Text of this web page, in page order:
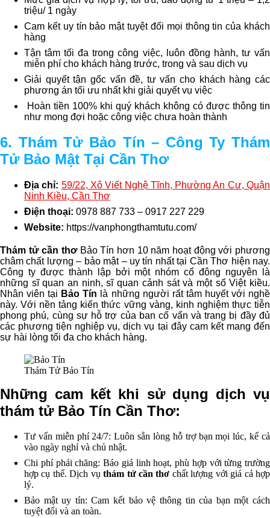
triệu/ 1 ngày
Cam kết uy tín bảo mật tuyệt đối mọi thông tin của khách
hàng
Tận tâm tối đa trong công việc, luôn đồng hành, tư vấn
miễn phí cho khách hàng trước, trong và sau dịch vụ
Giải quyết tận gốc vấn đề, tư vấn cho khách hàng các
phương án tối ưu nhất khi giải quyết vụ việc
Hoàn tiền 100% khi quý khách không có được thông tin
như mong đợi hoặc công việc chưa hoàn thành
6. Thám Tử Bảo Tín – Công Ty Thám
Tử Bảo Mật Tại Cần Thơ
Địa chỉ: 59/22, Xô Viết Nghệ Tĩnh, Phường An Cư, Quận
Ninh Kiều, Cần Thơ
Điện thoại: 0978 887 733 – 0917 227 229
Website: https://vanphongthamtutu.com/
Thám tử cần thơ Bảo Tín hơn 10 năm hoạt động với phương
châm chất lượng – bảo mật – uy tín nhất tại Cần Thơ hiện nay.
Công ty được thành lập bởi một nhóm cổ đông nguyên là
những sĩ quan an ninh, sĩ quan cảnh sát và một số Việt kiều.
Nhân viên tại Bảo Tín là những người rất tâm huyết với nghề
này. Với nền tảng kiến thức vững vàng, kinh nghiệm thực tiễn
phong phú, cùng sự hỗ trợ của ban cố vấn và trang bị đầy đủ
các phương tiện nghiệp vụ, dịch vụ tại đây cam kết mang đến
sự hài lòng tối đa cho khách hàng.
Thám Tử Bảo Tín
Những cam kết khi sử dụng dịch vụ
thám tử Bảo Tín Cần Thơ:
Tư vấn miễn phí 24/7: Luôn sẵn lòng hỗ trợ bạn mọi lúc, kể cả
vào ngày nghỉ và chủ nhật.
Chi phí phải chăng: Báo giá linh hoạt, phù hợp với từng trường
hợp cụ thể. Dịch vụthám tử cần thơ chất lượng với giá cả hợp
lý.
Bảo mật uy tín: Cam kết bảo vệ thông tin của bạn một cách
tuyệt đối và an toàn.